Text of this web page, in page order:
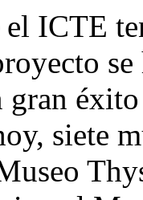
el ICTE
siete